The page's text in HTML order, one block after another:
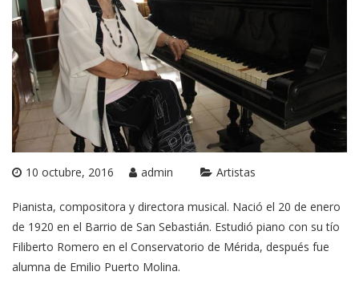
10 octubre, 2016 admin Artistas
Pianista, compositora y directora musical. Nació el 20 de enero
de 1920 en el Barrio de San Sebastián. Estudió piano con su tío
Filiberto Romero en el Conservatorio de Mérida, después fue
alumna de Emilio Puerto Molina.